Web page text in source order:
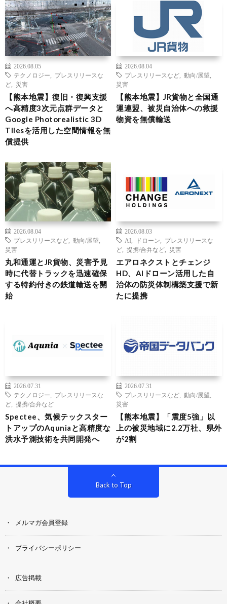
2026.08.05
テクノロジー
プレスリリースな
ど
災害
【熊本地震】復旧・復興支援
へ高精度3次元点群データと
Google Photorealistic 3D
Tilesを活用した空間情報を無
償提供
2026.08.04
プレスリリースなど
動向/展望
災害
【熊本地震】JR貨物と全国通
運連盟、被災自治体への救援
物資を無償輸送
2026.08.04
プレスリリースなど
動向/展望
災害
丸和通運とJR貨物、災害予見
時に代替トラックを迅速確保
する特約付きの鉄道輸送を開
始
2026.08.03
AI
ドローン
プレスリリースな
ど
提携/合弁など 災害
エアロネクストとチェンジ
HD、AIドローン活用した自
治体の防災体制構築支援で新
たに提携
2026.07.31
テクノロジー
プレスリリースな
ど
提携/合弁など
Spectee、気候テックスター
トアップのAquniaと高精度な
洪水予測技術を共同開発へ
2026.07.31
プレスリリースなど
動向/展望
災害
【熊本地震】「震度5強」以
上の被災地域に2.2万社、県外
が2割
Back to Top
メルマガ会員登録
プライバシーポリシー
広告掲載